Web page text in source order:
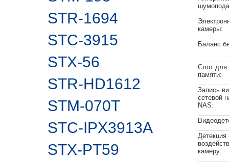
STR-1694
STC-3915
STX-56
STR-HD1612
STM-070T
STC-IPX3913A
STX-PT59
камеры:
Баланс
Слот для
памяти:
Запись
сетевой
NAS:
камеру: